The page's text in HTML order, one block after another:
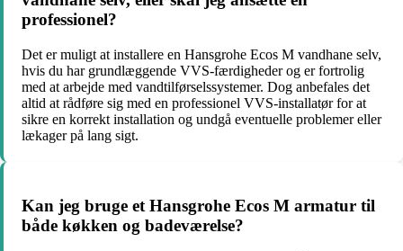
professionel?
Det er muligt at installere en Hansgrohe Ecos M vandhane selv,
hvis du har grundlæggende VVS-færdigheder og er fortrolig
med at arbejde med vandtilførselssystemer. Dog anbefales det
altid at rådføre sig med en professionel VVS-installatør for at
sikre en korrekt installation og undgå eventuelle problemer eller
lækager på lang sigt.
Kan jeg bruge et Hansgrohe Ecos M armatur til
både køkken og badeværelse?